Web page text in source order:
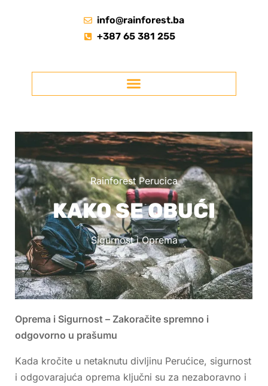
info@rainforest.ba
+387 65 381 255
Rainforest Perucica
KAKO SE OBUĆI
Sigurnost i Oprema
Oprema i Sigurnost – Zakoračite spremno i
odgovorno u prašumu
Kada kročite u netaknutu divljinu Perućice, sigurnost
i odgovarajuća oprema ključni su za nezaboravno i